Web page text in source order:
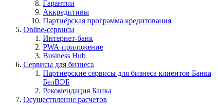
Гарантии
Аккредитивы
Партнёрская программа кредитования
Online-сервисы
Интернет-банк
PWA-приложение
Business Hub
Сервисы для бизнеса
Партнерские сервисы для бизнеса клиентов Банка
БелВЭБ
Рекомендация Банка
Осуществление расчетов